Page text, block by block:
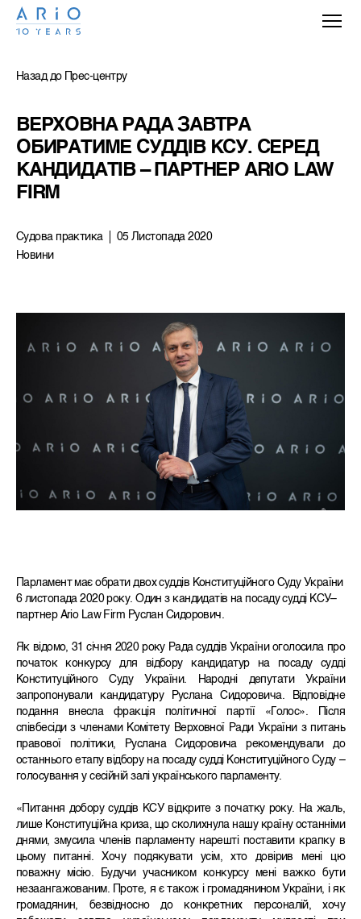
Назад до Прес-центру
ВЕРХОВНА РАДА ЗАВТРА
ОБИРАТИМЕ СУДДІВ КСУ. СЕРЕД
КАНДИДАТІВ – ПАРТНЕР ARIO LAW
FIRM
Новини
Судова практика 05 Листопада 2020
Парламент має обрати двох суддів Конституційного Суду України
6 листопада 2020 року. Один з кандидатів на посаду судді КСУ–
партнер Ario Law Firm Руслан Сидорович.
Як відомо, 31 січня 2020 року Рада суддів України оголосила про
початок конкурсу для відбору кандидатур на посаду судді
Конституційного Суду України. Народні депутати України
запропонували кандидатуру Руслана Сидоровича. Відповідне
подання внесла фракція політичної партії «Голос». Після
співбесіди з членами Комітету Верховної Ради України з питань
правової політики, Руслана Сидоровича рекомендували до
останнього етапу відбору на посаду судді Конституційного Суду –
голосування у сесійній залі українського парламенту.
«Питання добору суддів КСУ відкрите з початку року. На жаль,
лише Конституційна криза, що сколихнула нашу країну останніми
днями, змусила членів парламенту нарешті поставити крапку в
цьому питанні. Хочу подякувати усім, хто довірив мені цю
поважну місію. Будучи учасником конкурсу мені важко бути
незаангажованим. Проте, я є також і громадянином України, і як
громадянин, безвідносно до конкретних персоналій, хочу